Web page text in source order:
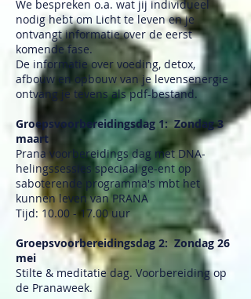
We bespreken o.a. wat jij individueel
nodig hebt om Licht te leven en je
ontvangt informatie over de eerst
komende fase.
De informatie over voeding, detox,
afbouw en opbouw van je levensenergie
ontvang je tevens als pdf-bestand.
Groepsvoorbereidingsdag 1: Zondag 3
maart
Prana voorbereidings dag met DNA-
helingssessies speciaal ge-ent op
saboterende programma's mbt het
kunnen leven van PRANA
Tijd: 10.00 - 17.00 uur
Groepsvoorbereidingsdag 2: Zondag 26
mei
Stilte & meditatie dag. Voorbereiding op
de Pranaweek.